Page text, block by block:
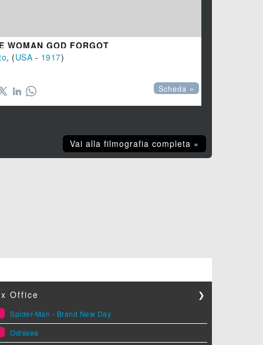
WOMAN GOD FORGOT
, (USA - 1917)
Scheda »
Vai alla filmografia completa »
Office ❯
Spider-Man - Brand New Day
Odissea